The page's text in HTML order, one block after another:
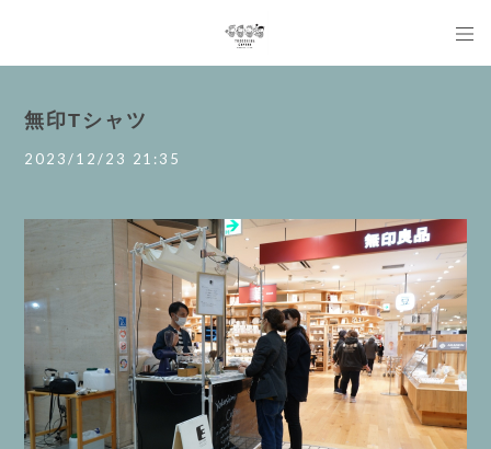
無印Tシャツ
2023/12/23 21:35